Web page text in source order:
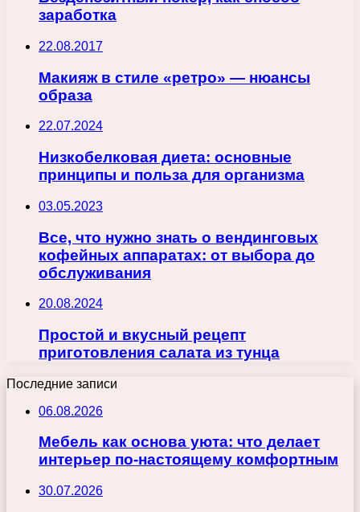
заработка
22.08.2017
Макияж в стиле «ретро» — нюансы
образа
22.07.2024
Низкобелковая диета: основные
принципы и польза для организма
03.05.2023
Все, что нужно знать о вендинговых
кофейных аппаратах: от выбора до
обслуживания
20.08.2024
Простой и вкусный рецепт
приготовления салата из тунца
Последние записи
06.08.2026
Мебель как основа уюта: что делает
интерьер по-настоящему комфортным
30.07.2026